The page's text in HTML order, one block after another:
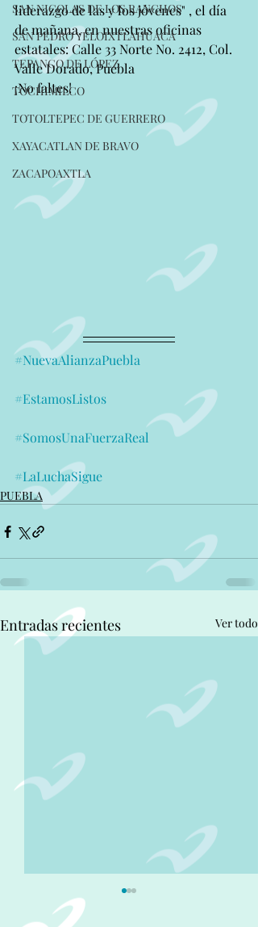
SAN NICOLAS DE LOS RANCHOS
SAN PEDRO YELOIXTLAHUACA
TEPANCO DE LÓPEZ
TOCHIMILCO
TOTOLTEPEC DE GUERRERO
XAYACATLAN DE BRAVO
ZACAPOAXTLA
liderazgo de las y los jóvenes" , el día
de mañana, en nuestras oficinas
estatales: Calle 33 Norte No. 2412, Col.
Valle Dorado, Puebla
¡No faltes!
#NuevaAlianzaPuebla
#EstamosListos
#SomosUnaFuerzaReal
#LaLuchaSigue
PUEBLA
Entradas recientes Ver todo